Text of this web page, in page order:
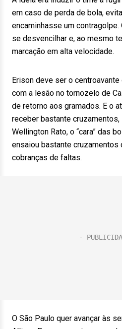
em caso de perda de bola,
encaminhasse um
se desvencilhar e, ao mesmo
marcação em alta velocidade.
Erison deve ser o centroavante
com a lesão no tornozelo de
de retorno aos gramados. E o
receber bastante
Wellington Rato, o “cara” das
ensaiou bastante
cobranças de faltas.
O São Paulo quer avançar às